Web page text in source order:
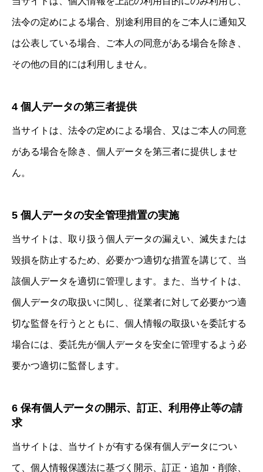
法令の定めによる場合、別途利用目的をご本人に通知又
は公表している場合、ご本人の同意がある場合を除き、
その他の目的には利用しません。
4 個人データの第三者提供
当サイトは、法令の定めによる場合、又はご本人の同意
がある場合を除き、個人データを第三者に提供しませ
ん。
5 個人データの安全管理措置の実施
当サイトは、取り扱う個人データの漏えい、滅失または
毀損を防止するため、必要かつ適切な措置を講じて、当
該個人データを適切に管理します。また、当サイトは、
個人データの取扱いに関し、従業者に対して必要かつ適
切な監督を行うとともに、個人情報の取扱いを委託する
場合には、委託先が個人データを安全に管理するよう必
要かつ適切に監督します。
6 保有個人データの開示、訂正、利用停止等の請
求
当サイトは、当サイトが有する保有個人データについ
て、個人情報保護法に基づく開示、訂正・追加・削除、